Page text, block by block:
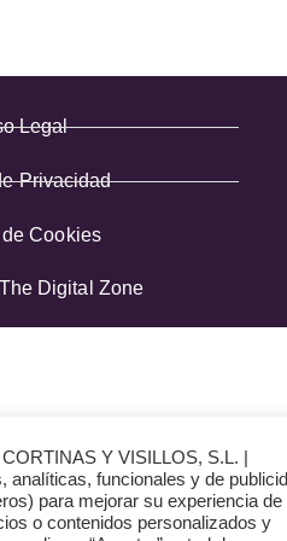
Legal
Privacidad
Cookies
The Digital Zone
Y VISILLOS, S.L. |
analíticas, funcionales y de
para mejorar su experiencia de
o contenidos personalizados y